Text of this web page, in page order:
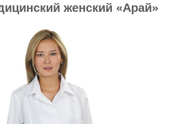
женский «Арай»